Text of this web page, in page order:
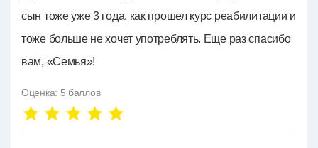
сын тоже уже 3 года, как прошел курс реабилитации и
тоже больше не хочет употреблять. Еще раз спасибо
вам, «Семья»!
Оценка: 5 баллов